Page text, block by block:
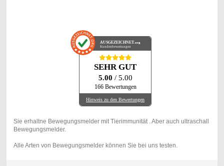
AUSGEZEICHNET.org
Kundenbewertungen
SEHR GUT
5.00 / 5.00
166 Bewertungen
Hinweis zu den Bewertungen
Sie erhaltne Bewegungsmelder mit Tierimmunität . Aber auch ultraschall
Bewegungsmelder.
Alle Arten von Bewegungsmelder können Sie bei uns testen.